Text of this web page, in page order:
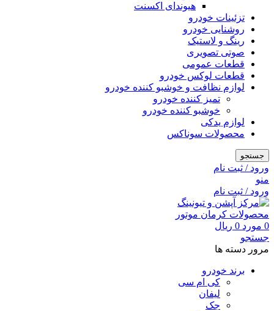
هیوندای اکسنت
تزئینات خودرو
روشنایی خودرو
رینگ و لاستیک
صوتی تصویری
قطعات عمومی
قطعات لوکس خودرو
لوازم نظافت و خوشبو کننده خودرو
تمیز کننده خودرو
خوشبو کننده خودرو
لوازم یدکی
محصولات سوناکس
جستجو
ورود / ثبت نام
منو
ورود / ثبت نام
0 مورد 0 ریال
جستجو
مرور دسته ها
برند خودرو
کی ام سی
لیفان
جک